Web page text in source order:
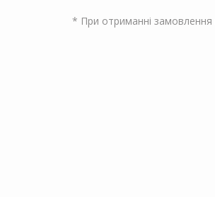
* При отриманні замовлення